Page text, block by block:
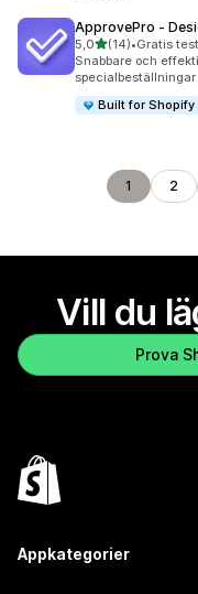
ApprovePro ‑
5,0av 5 stjärnor
(14)
14 recensioner totalt
•Gratis
Snabbare och
specialbeställningar
Built for Shopify
1 2
Vill du
Prova
Appkategorier